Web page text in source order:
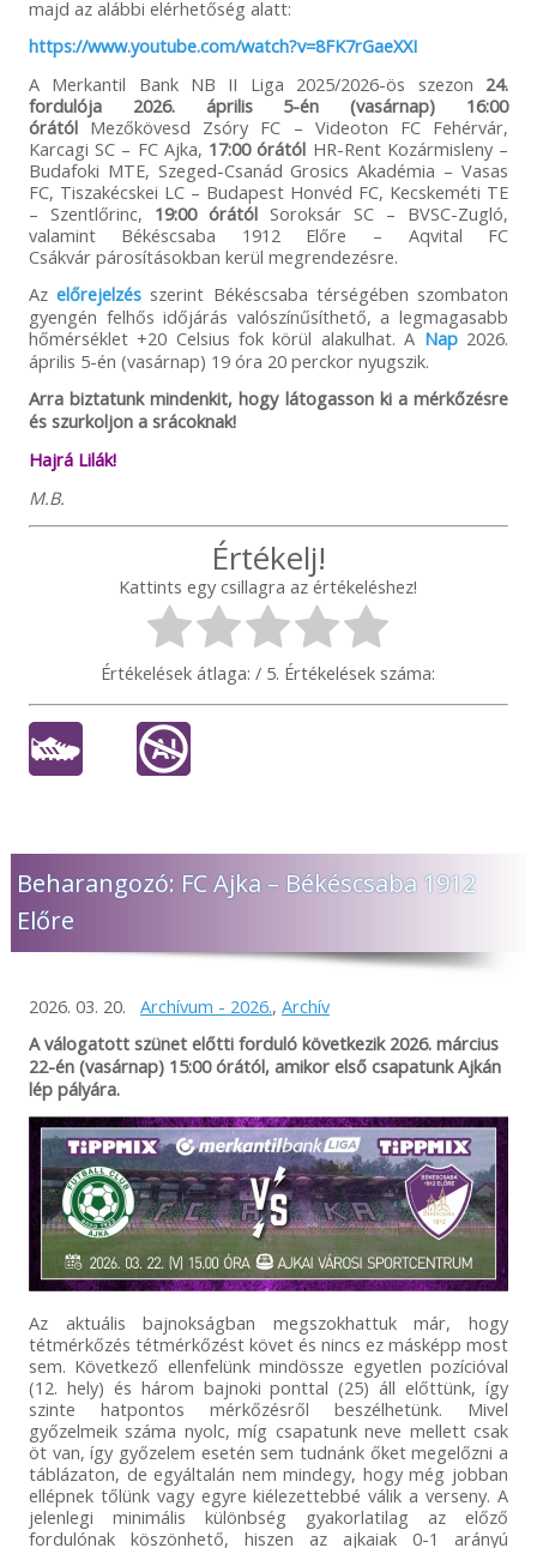
majd az alábbi elérhetőség alatt:
https://www.youtube.com/watch?v=8FK7rGaeXXI
A Merkantil Bank NB II Liga 2025/2026-ös szezon 24.
fordulója
2026. április 5-én (vasárnap) 16:00
órátólMezőkövesd Zsóry FC – Videoton FC Fehérvár,
Karcagi SC – FC Ajka, 17:00 órától HR-Rent Kozármisleny –
Budafoki MTE, Szeged-Csanád Grosics Akadémia – Vasas
FC, Tiszakécskei LC – Budapest Honvéd FC, Kecskeméti TE
– Szentlőrinc, 19:00 órától Soroksár SC – BVSC-Zugló,
valamint Békéscsaba 1912 Előre – Aqvital FC
Csákvár párosításokban kerül megrendezésre.
Azelőrejelzés szerint Békéscsaba térségében szombaton
gyengén felhős időjárás valószínűsíthető, a legmagasabb
hőmérséklet +20 Celsius fok körül alakulhat. A Nap2026.
április 5-én (vasárnap) 19 óra 20 perckor nyugszik.
Arra biztatunk mindenkit, hogy látogasson ki a mérkőzésre
és szurkoljon a srácoknak!
Hajrá Lilák!
M.B.
Értékelj!
Kattints egy csillagra az értékeléshez!
Értékelések átlaga:/ 5. Értékelések száma:
Beharangozó: FC Ajka – Békéscsaba 1912
Előre
2026. 03. 20. Archívum - 2026., Archív
A válogatott szünet előtti forduló következik 2026. március
22-én (vasárnap) 15:00 órától, amikor első csapatunk Ajkán
lép pályára.
Az aktuális bajnokságban megszokhattuk már, hogy
tétmérkőzés tétmérkőzést követ és nincs ez másképp most
sem. Következő ellenfelünk mindössze egyetlen pozícióval
(12. hely) és három bajnoki ponttal (25) áll előttünk, így
szinte hatpontos mérkőzésről beszélhetünk. Mivel
győzelmeik száma nyolc, míg csapatunk neve mellett csak
öt van, így győzelem esetén sem tudnánk őket megelőzni a
táblázaton, de egyáltalán nem mindegy, hogy még jobban
ellépnek tőlünk vagy egyre kiélezettebbé válik a verseny. A
jelenlegi minimális különbség gyakorlatilag az előző
fordulónak köszönhető, hiszen az ajkaiak 0-1 arányú